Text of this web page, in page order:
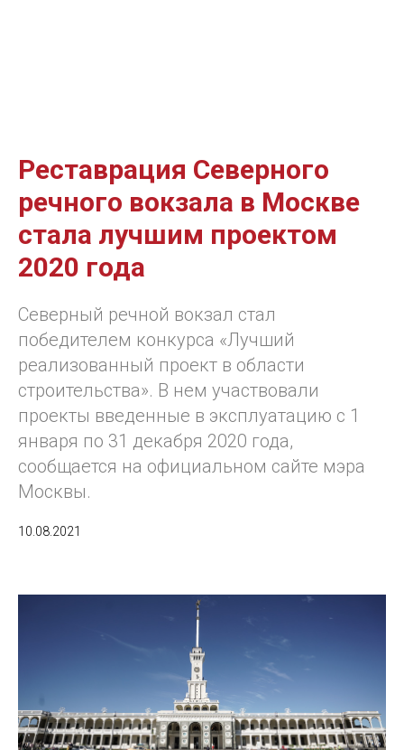
Реставрация Северного
речного вокзала в Москве
стала лучшим проектом
2020 года
Северный речной вокзал стал
победителем конкурса «Лучший
реализованный проект в области
строительства». В нем участвовали
проекты введенные в эксплуатацию с 1
января по 31 декабря 2020 года,
сообщается на официальном сайте мэра
Москвы.
10.08.2021